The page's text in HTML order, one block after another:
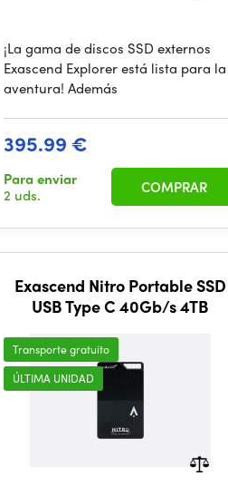
¡La gama de discos SSD externos
Exascend Explorer está lista para la
aventura! Además
395.99 €
Para enviar
2 uds.
COMPRAR
Exascend Nitro Portable SSD
USB Type C 40Gb/s 4TB
Transporte gratuito
ÚLTIMA UNIDAD